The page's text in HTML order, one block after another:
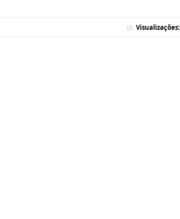
Visualizações: